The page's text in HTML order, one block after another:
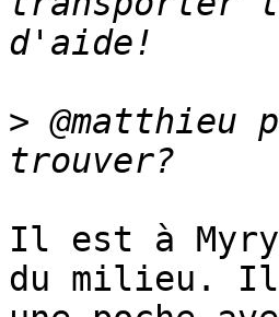
> @matthieu
Il est à
du milieu.